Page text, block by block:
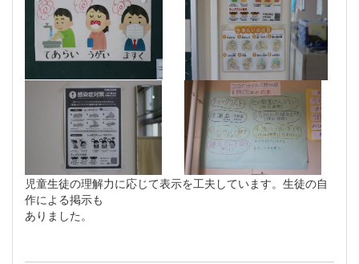
児童生徒の理解力に応じて表示を工夫しています。生徒の自
作による掲示も
ありました。